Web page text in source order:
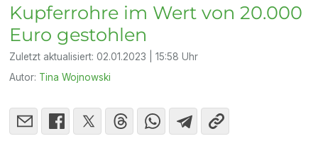
Kupferrohre im Wert von 20.000
Euro gestohlen
Zuletzt aktualisiert:02.01.2023 | 15:58 Uhr
Autor: Tina Wojnowski